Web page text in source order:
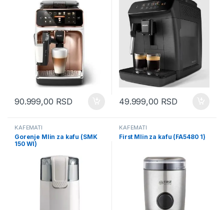
90.999,00 RSD 49.999,00 RSD
KAFEMATI
Gorenje Mlin za kafu (SMK
150 WI)
KAFEMATI
First Mlin za kafu (FA5480 1)